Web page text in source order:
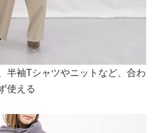
半袖Tシャツやニットなど、合わ
使える